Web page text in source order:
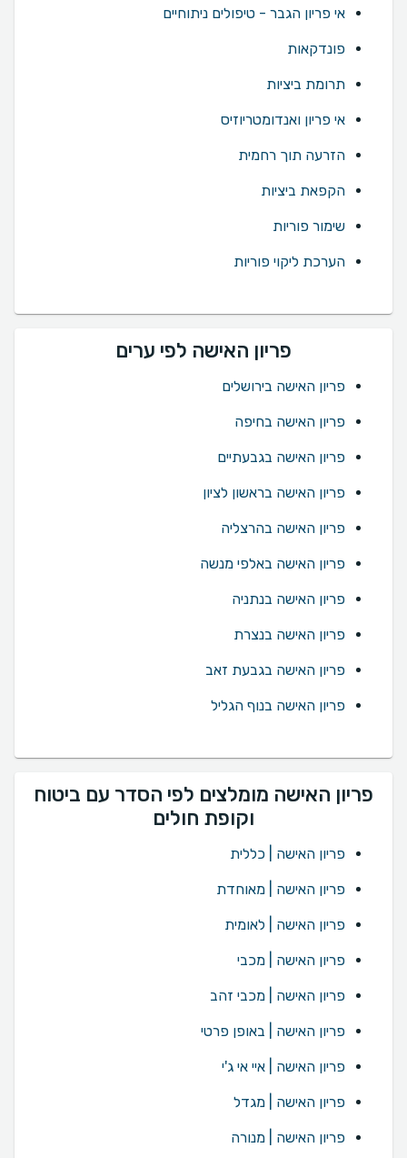
אי פריון הגבר - טיפולים ניתוחיים
פונדקאות
תרומת ביציות
אי פריון ואנדומטריוזיס
הזרעה תוך רחמית
הקפאת ביציות
שימור פוריות
הערכת ליקוי פוריות
פריון האישה לפי ערים
פריון האישה בירושלים
פריון האישה בחיפה
פריון האישה בגבעתיים
פריון האישה בראשון לציון
פריון האישה בהרצליה
פריון האישה באלפי מנשה
פריון האישה בנתניה
פריון האישה בנצרת
פריון האישה בגבעת זאב
פריון האישה בנוף הגליל
פריון האישה מומלצים לפי הסדר עם ביטוח
וקופת חולים
פריון האישה | כללית
פריון האישה | מאוחדת
פריון האישה | לאומית
פריון האישה | מכבי
פריון האישה | מכבי זהב
פריון האישה | באופן פרטי
פריון האישה | איי אי ג'י
פריון האישה | מגדל
פריון האישה | מנורה